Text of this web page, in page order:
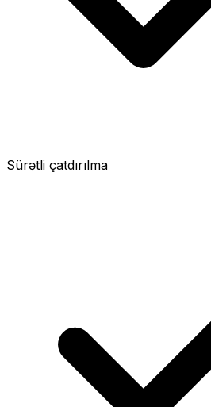
Sürətli çatdırılma